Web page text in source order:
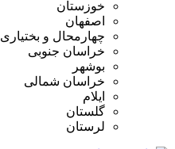
خوزستان
اصفهان
چهارمحال و بختیاری
خراسان جنوبی
بوشهر
خراسان شمالی
ایلام
گلستان
لرستان